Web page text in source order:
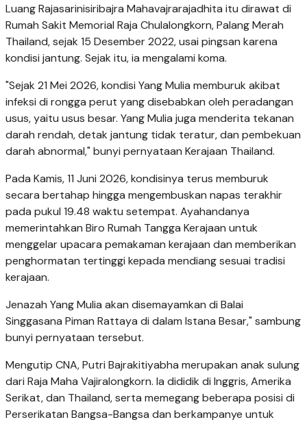
Luang Rajasarinisiribajra Mahavajrarajadhita itu dirawat di
Rumah Sakit Memorial Raja Chulalongkorn, Palang Merah
Thailand, sejak 15 Desember 2022, usai pingsan karena
kondisi jantung. Sejak itu, ia mengalami koma.
"Sejak 21 Mei 2026, kondisi Yang Mulia memburuk akibat
infeksi di rongga perut yang disebabkan oleh peradangan
usus, yaitu usus besar. Yang Mulia juga menderita tekanan
darah rendah, detak jantung tidak teratur, dan pembekuan
darah abnormal," bunyi pernyataan Kerajaan Thailand.
Pada Kamis, 11 Juni 2026, kondisinya terus memburuk
secara bertahap hingga mengembuskan napas terakhir
pada pukul 19.48 waktu setempat. Ayahandanya
memerintahkan Biro Rumah Tangga Kerajaan untuk
menggelar upacara pemakaman kerajaan dan memberikan
penghormatan tertinggi kepada mendiang sesuai tradisi
kerajaan.
Jenazah Yang Mulia akan disemayamkan di Balai
Singgasana Piman Rattaya di dalam Istana Besar," sambung
bunyi pernyataan tersebut.
Mengutip CNA, Putri Bajrakitiyabha merupakan anak sulung
dari Raja Maha Vajiralongkorn. Ia dididik di Inggris, Amerika
Serikat, dan Thailand, serta memegang beberapa posisi di
Perserikatan Bangsa-Bangsa dan berkampanye untuk